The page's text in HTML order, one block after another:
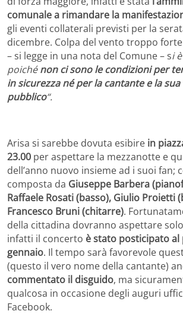
comunale a rimandare la
gli eventi collaterali previsti per la
dicembre. Colpa del vento troppo
– si legge in una nota del Comune – si
poichénon ci sono le condizioni per
in sicurezza né per la cantante e la
pubblico“.
Arisa si sarebbe dovuta esibire in
23.00 per aspettare la mezzanotte e
dell’anno nuovo insieme ad i suoi fan;
composta da Giuseppe Barbera
Raffaele Rosati (basso), Giulio Proietti
Francesco Bruni (chitarre).
della cittadina dovranno aspettare
infatti il concerto è stato posticipato al
gennaio. Il tempo sarà favorevole
(questo il vero nome della cantante)
commentato il disguido, ma
qualcosa in occasione degli auguri
Facebook.